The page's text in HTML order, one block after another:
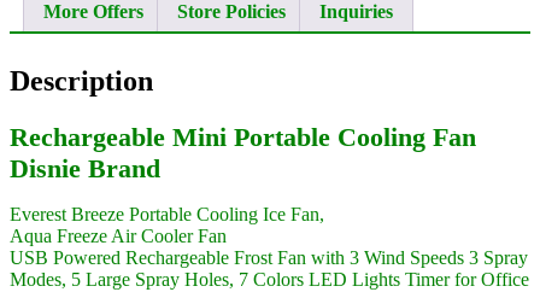
More Offers Store Policies Inquiries
Description
Rechargeable Mini Portable Cooling Fan
Disnie Brand
Everest Breeze Portable Cooling Ice Fan,
Aqua Freeze Air Cooler Fan
USB Powered Rechargeable Frost Fan with 3 Wind Speeds 3 Spray
Modes, 5 Large Spray Holes, 7 Colors LED Lights Timer for Office